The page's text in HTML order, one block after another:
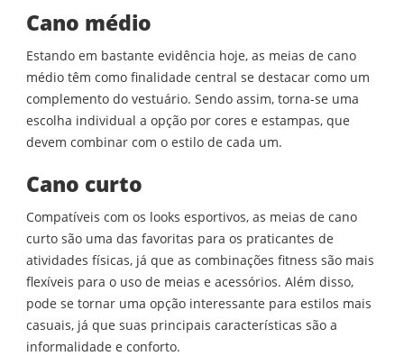
Cano médio
Estando em bastante evidência hoje, as meias de cano
médio têm como finalidade central se destacar como um
complemento do vestuário. Sendo assim, torna-se uma
escolha individual a opção por cores e estampas, que
devem combinar com o estilo de cada um.
Cano curto
Compatíveis com os looks esportivos, as meias de cano
curto são uma das favoritas para os praticantes de
atividades físicas, já que as combinações fitness são mais
flexíveis para o uso de meias e acessórios. Além disso,
pode se tornar uma opção interessante para estilos mais
casuais, já que suas principais características são a
informalidade e conforto.